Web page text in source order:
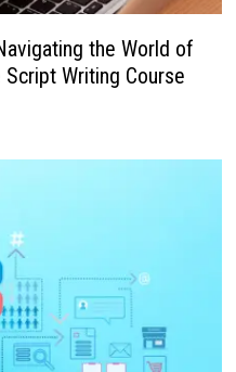
the World of
Writing Course